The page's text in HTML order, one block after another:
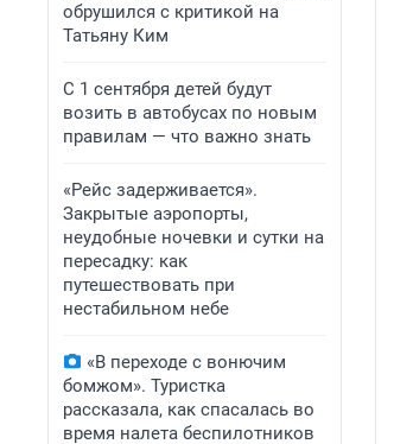
обрушился с критикой на
Татьяну Ким
С 1 сентября детей будут
возить в автобусах по новым
правилам — что важно знать
«Рейс задерживается».
Закрытые аэропорты,
неудобные ночевки и сутки на
пересадку: как
путешествовать при
нестабильном небе
«В переходе с вонючим
бомжом». Туристка
рассказала, как спасалась во
время налета беспилотников